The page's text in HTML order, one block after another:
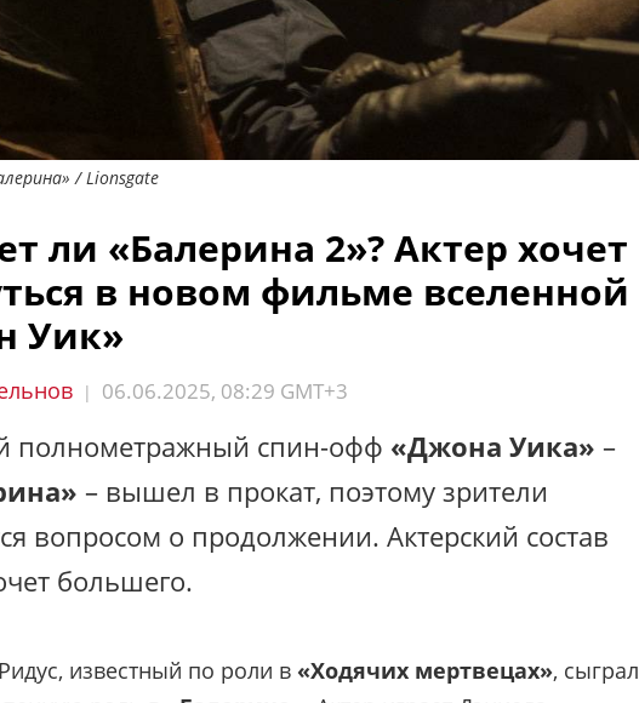
/ Lionsgate
ли «Балерина 2»? Актер хочет
в новом фильме вселенной
Уик»
| 06.06.2025, 08:29 GMT+3
полнометражный спин-офф «Джона Уика» –
– вышел в прокат, поэтому зрители
вопросом о продолжении. Актерский состав
большего.
известный по роли в «Ходячих мертвецах», сыграл